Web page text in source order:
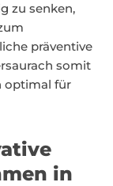
zu senken,
präventive
somit
optimal für
in